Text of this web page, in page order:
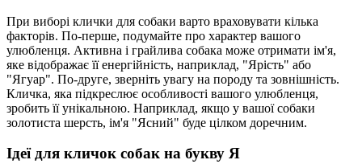
При виборі клички для собаки варто враховувати кілька
факторів. По-перше, подумайте про характер вашого
улюбленця. Активна і грайлива собака може отримати ім'я,
яке відображає її енергійність, наприклад, "Ярість" або
"Ягуар". По-друге, зверніть увагу на породу та зовнішність.
Кличка, яка підкреслює особливості вашого улюбленця,
зробить її унікальною. Наприклад, якщо у вашої собаки
золотиста шерсть, ім'я "Ясний" буде цілком доречним.
Ідеї для кличок собак на букву Я